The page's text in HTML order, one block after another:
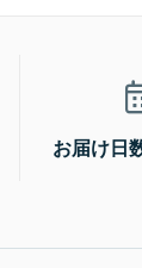
お届け日